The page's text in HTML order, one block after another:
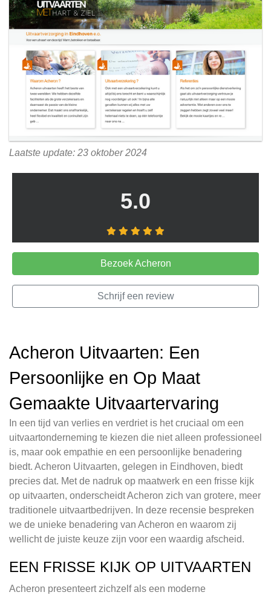
Laatste update: 23 oktober 2024
5.0
Bezoek Acheron
Schrijf een review
Acheron Uitvaarten: Een
Persoonlijke en Op Maat
Gemaakte Uitvaartervaring
In een tijd van verlies en verdriet is het cruciaal om een
uitvaartonderneming te kiezen die niet alleen professioneel
is, maar ook empathie en een persoonlijke benadering
biedt. Acheron Uitvaarten, gelegen in Eindhoven, biedt
precies dat. Met de nadruk op maatwerk en een frisse kijk
op uitvaarten, onderscheidt Acheron zich van grotere, meer
traditionele uitvaartbedrijven. In deze recensie bespreken
we de unieke benadering van Acheron en waarom zij
wellicht de juiste keuze zijn voor een waardig afscheid.
EEN FRISSE KIJK OP UITVAARTEN
Acheron presenteert zichzelf als een moderne